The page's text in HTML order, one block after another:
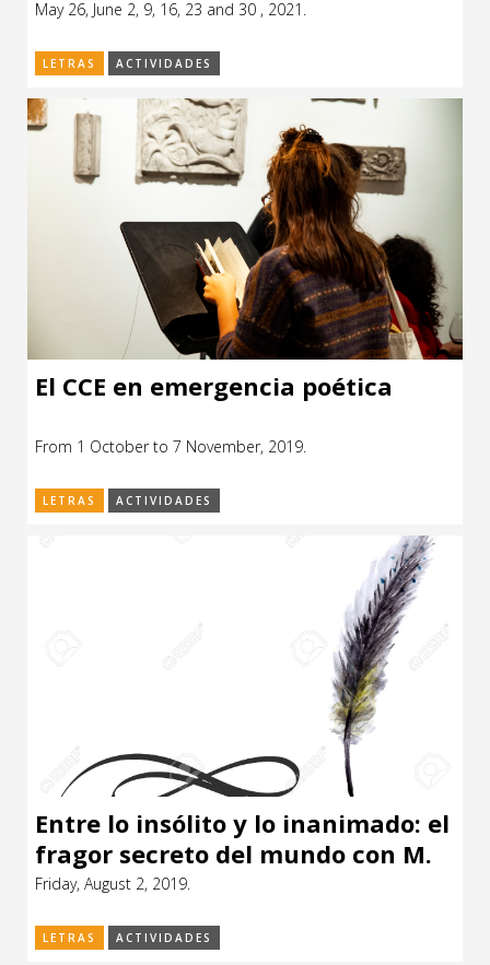
Espacio itinerante de lectura infantil
Formación
Género y Diversidad
Infantil y Juvenil
Medio Ambiente
Sin categoría
May 26, June 2, 9, 16, 23 and 30 , 2021.
LETRAS ACTIVIDADES
El CCE en emergencia poética
From 1 October to 7 November, 2019.
LETRAS ACTIVIDADES
Entre lo insólito y lo inanimado: el
fragor secreto del mundo con M.
Ángeles Pérez (ES)
Friday, August 2, 2019.
LETRAS ACTIVIDADES